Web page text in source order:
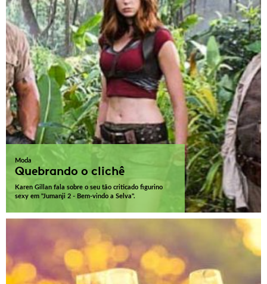
Moda
Quebrando o clichê
Karen Gillan fala sobre o seu tão criticado figurino
sexy em "Jumanji 2 - Bem-vindo a Selva".